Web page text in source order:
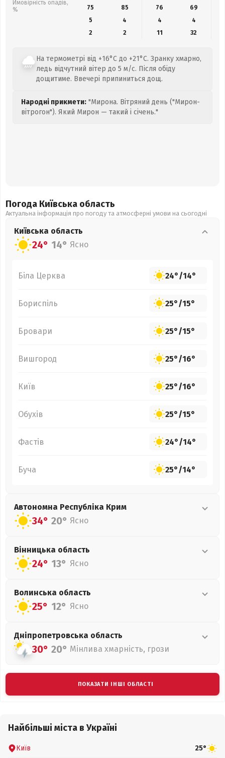
Ймовірність опадів,
%
75
85 76 69
5
4 4
4
2
2 11 32
На термометрі від +16°C до +21°C. Зранку хмарно,
ледь відчутний вітер до 5 м/с. Після обіду
дощитиме. Ввечері припиниться дощ.
Народні прикмети: "Мирона. Вітряний день ("Мирон-
вітрогон"). Який Мирон — такий і січень."
Погода Київська область
Актуальна інформація про погоду та атмосферні умови на сьогодні
Київська область
24° 14° Ясно
Біла Церква 24°/14°
Бориспіль 25°/15°
Бровари 25°/15°
Вишгород 25°/16°
Київ 25°/16°
Обухів 25°/15°
Фастів 24°/14°
Буча 25°/14°
Автономна Республіка Крим
34° 20° Ясно
Вінницька область
24° 13° Ясно
Волинська область
25° 12° Ясно
Дніпропетровська область
30° 20° Мінлива хмарність, грози
ПОКАЗАТИ ІНШІ ОБЛАСТІ
Найбільші міста в Україні
Київ 25°